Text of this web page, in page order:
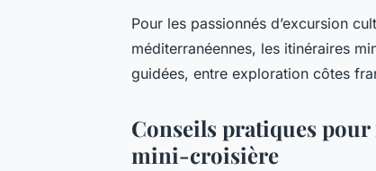
Pour les passionnés d’excursion
méditerranéennes, les itinéraires
guidées, entre exploration côtes
Conseils pratiques
mini-croisière